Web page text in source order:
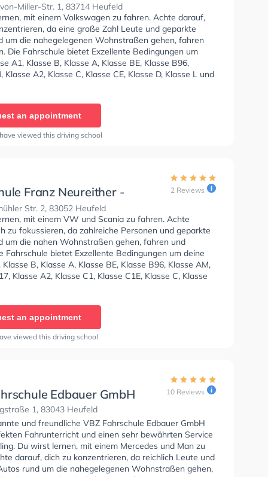
Miller-Str. 1, 83714 Heufeld
mit einem Volkswagen zu fahren. Achte darauf,
da eine große Zahl Leute und geparkte
um die nahegelegenen Wohnstraßen gehen, fahren
Die Fahrschule bietet Exzellente Bedingungen um
A1, Klasse B, Klasse A, Klasse BE, Klasse B96,
Klasse A2, Klasse C, Klasse CE, Klasse D, Klasse L und
erhalten. Die Erste-Hilfe-Kurs in der Schule. In der
an appointment
viewed this driving school
Franz Neureither -
Str
Str. 2, 83052 Heufeld
2 Reviews
mit einem VW und Scania zu fahren. Achte
zu fokussieren, da zahlreiche Personen und geparkte
um die nahen Wohnstraßen gehen, fahren und
Fahrschule bietet Exzellente Bedingungen um deine
Klasse B, Klasse A, Klasse BE, Klasse B96, Klasse AM,
Klasse A2, Klasse C1, Klasse C1E, Klasse C, Klasse
D1 und Klasse DE1, Klasse D und Klasse DE zu
theorie tests am PC zu absolvieren, um dich gut auf
Prüfung. In der Fahrschule Franz Neureither -
Str Sie können einen Termin online anfragen.
an appointment
viewed this driving school
Edbauer GmbH
1, 83043 Heufeld
10 Reviews
und freundliche VBZ Fahrschule Edbauer GmbH
Fahrunterricht und einen sehr bewährten Service
Du wirst lernen, mit einem Mercedes und Man zu
darauf, dich zu konzentrieren, da reichlich Leute und
rund um die nahegelegenen Wohnstraßen gehen,